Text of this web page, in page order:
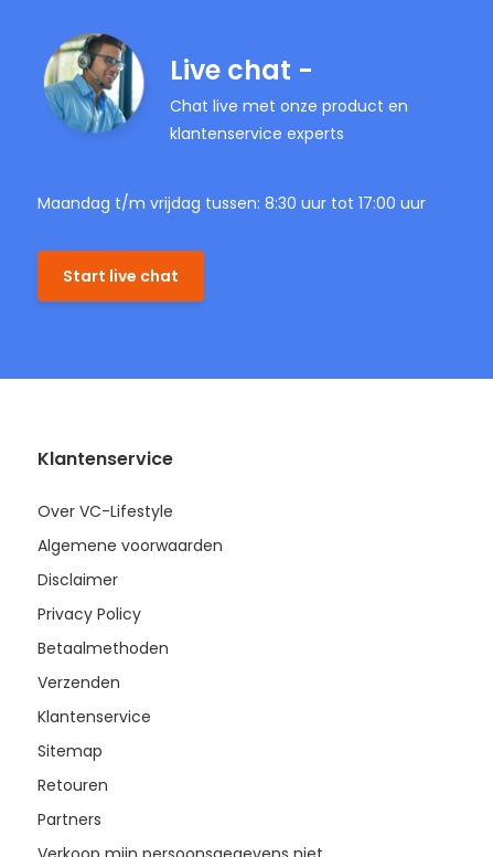
Live chat -
Chat live met onze product en
klantenservice experts
Maandag t/m vrijdag tussen: 8:30 uur tot 17:00 uur
Start live chat
Klantenservice
Over VC-Lifestyle
Algemene voorwaarden
Disclaimer
Privacy Policy
Betaalmethoden
Verzenden
Klantenservice
Sitemap
Retouren
Partners